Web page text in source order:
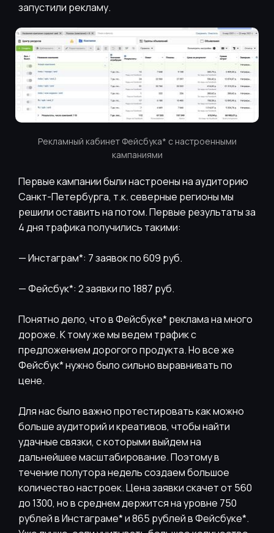
запустили рекламу.
Рекламный кабинет Фейсбука* с настроенными
кампаниями
Первые кампании были настроены на аудиторию
Санкт-Петербурга, т.к. северные регионы мы
решили оставить на потом. Первые результаты за
4 дня трафика получились такими:
— Инстаграм*: 7 заявок по 609 руб.
— Фейсбук*: 2 заявки по 1887 руб.
Понятно дело, что в Фейсбуке* реклама на много
дороже. К тому же мы ведем трафик с
предложением дорогого продукта. Но все же
Фейсбук* нужно было сильно выравнивать по
цене.
Для нас было важно протестировать как можно
больше аудиторий и креативов, чтобы найти
удачные связки, с которыми выйдем на
дальнейшее масштабирование. Поэтому в
течение полутора недель создаем большое
количество настроек. Цена заявки скачет от 560
до 1300, но в среднем держится на уровне 750
рублей в Инстаграме* и 865 рублей в Фейсбуке*.